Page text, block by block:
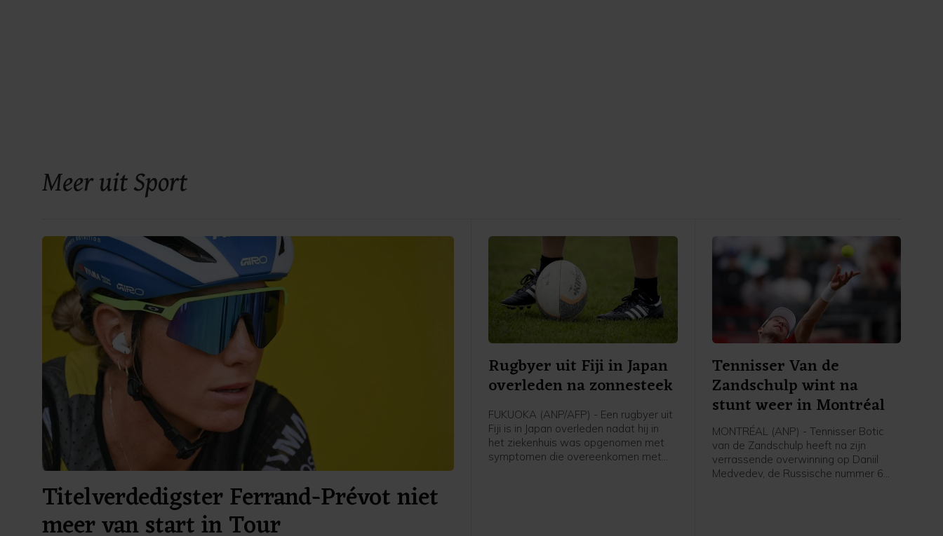
Meer uit Sport
Titelverdedigster Ferrand-Prévot niet
meer van start in Tour
Rugbyer uit Fiji in Japan
overleden na zonnesteek
FUKUOKA (ANP/AFP) - Een rugbyer uit
Fiji is in Japan overleden nadat hij in
het ziekenhuis was opgenomen met
symptomen die overeenkomen met
Tennisser Van de
Zandschulp wint na
stunt weer in Montréal
MONTRÉAL (ANP) - Tennisser Botic
van de Zandschulp heeft na zijn
verrassende overwinning op Daniil
Medvedev, de Russische nummer 6